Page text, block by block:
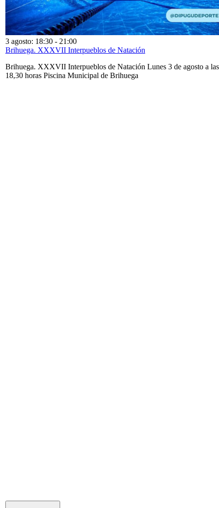
3 agosto: 18:30 - 21:00
Brihuega. XXXVII Interpueblos de Natación
Brihuega. XXXVII Interpueblos de Natación Lunes 3 de agosto a las
18,30 horas Piscina Municipal de Brihuega